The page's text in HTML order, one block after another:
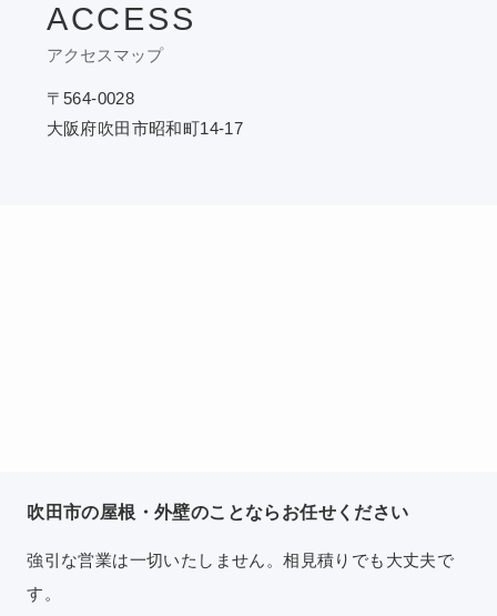
ACCESS
アクセスマップ
〒564-0028
大阪府吹田市昭和町14-17
吹田市の屋根・外壁のことならお任せください
強引な営業は一切いたしません。相見積りでも大丈夫で
す。